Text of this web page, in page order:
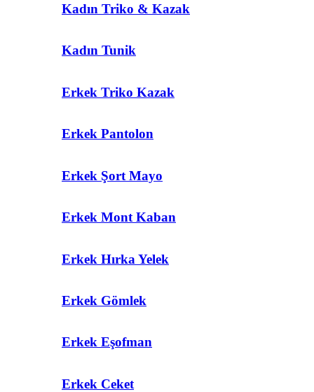
Kadın Triko & Kazak
Kadın Tunik
Erkek Triko Kazak
Erkek Pantolon
Erkek Şort Mayo
Erkek Mont Kaban
Erkek Hırka Yelek
Erkek Gömlek
Erkek Eşofman
Erkek Ceket